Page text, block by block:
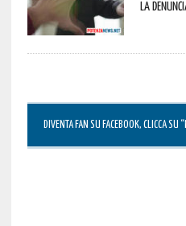
La
DIVENTA FAN SU FACEBOOK, CLICCA SU